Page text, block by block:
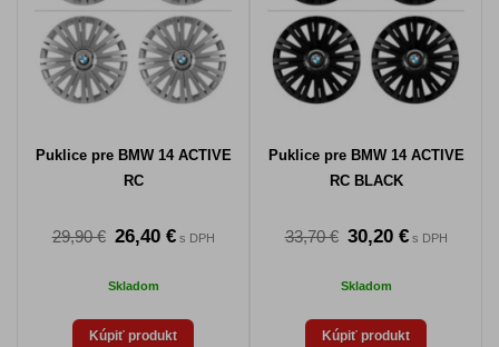
Puklice pre BMW 14 ACTIVE
RC
29,90 € 26,40 €s DPH
Skladom
Kúpiť produkt
Puklice pre BMW 14 ACTIVE
RC BLACK
33,70 € 30,20 €s DPH
Skladom
Kúpiť produkt